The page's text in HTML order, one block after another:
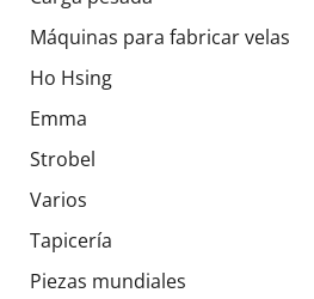
Máquinas para fabricar velas
Ho Hsing
Emma
Strobel
Varios
Tapicería
Piezas mundiales